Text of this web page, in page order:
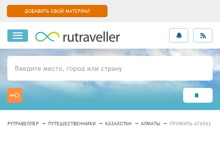
ДОБАВИТЬ СВОЙ МАТЕРИАЛ
Введите место, город или страну
РУТРАВЕЛЛЕР ПУТЕШЕСТВЕННИКИ КАЗАХСТАН АЛМАТЫ ПРОФИЛЬ 476562